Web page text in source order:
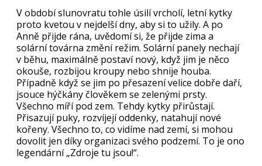
V období slunovratu tohle úsilí vrcholí, letní kytky
proto kvetou v nejdelší dny, aby si to užily. A po
Anně přijde rána, uvědomí si, že přijde zima a
solární továrna změní režim. Solární panely nechají
v běhu, maximálně postaví nový, když jim je něco
okouše, rozbijou kroupy nebo shnije houba.
Případně když se jim po přesazení velice dobře daří,
jsouce hýčkány člověkem se zelenými prsty.
Všechno míří pod zem. Tehdy kytky přirůstají.
Přisazují puky, rozvíjejí oddenky, natahují nové
kořeny. Všechno to, co vidíme nad zemí, si mohou
dovolit jen díky organizaci svého podzemí. To je ono
legendární „Zdroje tu jsou!“.